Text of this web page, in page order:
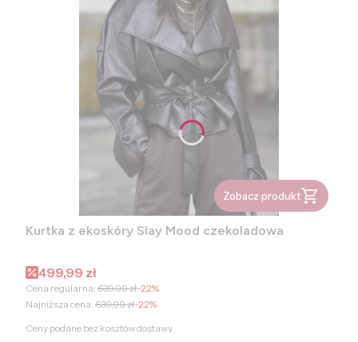
Zobacz produkt
Kurtka z ekoskóry Slay Mood czekoladowa
Cena promocyjna
499,99 zł
Cena regularna: 639,99 zł-22%
Najniższa cena: 639,99 zł-22%
Ceny podane bez kosztów dostawy.